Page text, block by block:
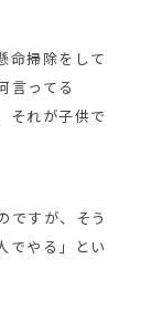
命掃除をして
言ってる
それが子供で
ですが、そう
でやる」とい